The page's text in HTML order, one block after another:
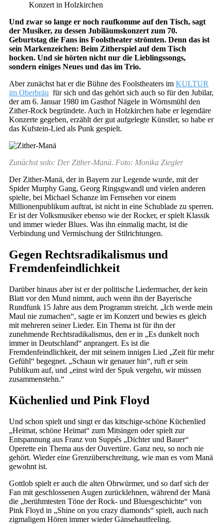
Konzert in Holzkirchen
Und zwar so lange er noch raufkomme auf den Tisch, sagt
der Musiker, zu dessen Jubiläumskonzert zum 70.
Geburtstag die Fans ins Foolstheater strömten. Denn das ist
sein Markenzeichen: Beim Zitherspiel auf dem Tisch
hocken. Und sie hörten nicht nur die Lieblingssongs,
sondern einiges Neues und das im Trio.
Aber zunächst hat er die Bühne des Foolstheaters im KULTUR
im Oberbräu für sich und das gehört sich auch so für den Jubilar,
der am 6. Januar 1980 im Gasthof Nägele in Wörnsmühl den
Zither-Rock begründete. Auch in Holzkirchen habe er legendäre
Konzerte gegeben, erzählt der gut aufgelegte Künstler, so habe er
das Kufstein-Lied als Punk gespielt.
Zunächst solo: Der Zither-Manä. Foto: Monika Ziegler
Der Zither-Manä, der in Bayern zur Legende wurde, mit der
Spider Murphy Gang, Georg Ringsgwandl und vielen anderen
spielte, bei Michael Schanze im Fernsehen vor einem
Millionenpublikum auftrat, ist nicht in eine Schublade zu sperren.
Er ist der Volksmusiker ebenso wie der Rocker, er spielt Klassik
und immer wieder Blues. Was ihn einmalig macht, ist die
Verbindung und Vermischung der Stilrichtungen.
Gegen Rechtsradikalismus und
Fremdenfeindlichkeit
Darüber hinaus aber ist er der politische Liedermacher, der kein
Blatt vor den Mund nimmt, auch wenn ihn der Bayerische
Rundfunk 15 Jahre aus dem Programm streicht. „Ich werde mein
Maul nie zumachen“, sagte er im Konzert und bewies es gleich
mit mehreren seiner Lieder. Ein Thema ist für ihn der
zunehmende Rechtsradikalismus, den er in „Es dunkelt noch
immer in Deutschland“ anprangert. Es ist die
Fremdenfeindlichkeit, der mit seinem innigen Lied „Zeit für mehr
Gefühl“ begegnet. „Schaun wir genauer hin“, ruft er sein
Publikum auf, und „einst wird der Spuk vergehn, wir müssen
zusammenstehn.“
Küchenlied und Pink Floyd
Und schon spielt und singt er das kitschige-schöne Küchenlied
„Heimat, schöne Heimat“ zum Mitsingen oder spielt zur
Entspannung aus Franz von Suppés „Dichter und Bauer“
Operette ein Thema aus der Ouvertüre. Ganz neu, so noch nie
gehört. Wieder eine Grenzüberschreitung, wie man es vom Manä
gewohnt ist.
Gottlob spielt er auch die alten Ohrwürmer, und so darf sich der
Fan mit geschlossenen Augen zurücklehnen, während der Manä
die „berühmtesten Töne der Rock- und Bluesgeschichte“ von
Pink Floyd in „Shine on you crazy diamonds“ spielt, auch nach
zigmaligem Hören immer wieder Gänsehautfeeling.